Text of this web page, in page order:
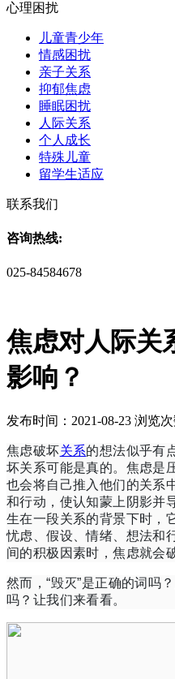
心理困扰
儿童青少年
情感困扰
亲子关系
抑郁焦虑
睡眠困扰
人际关系
个人成长
特殊儿童
留学生适应
联系我们
咨询热线:
025-84584678
焦虑对人际关
影响？
发布时间：2021-08-23 浏览
焦虑破坏关系的想法似乎有
坏关系可能是真的。 焦虑是
也会将自己推入他们的关系
和行动，使认知蒙上阴影并
生在一段关系的背景下时，
忧虑、假设、情绪、想法和
间的积极因素时，焦虑就会
然而，“毁灭”是正确的词吗？
吗？ 让我们来看看。